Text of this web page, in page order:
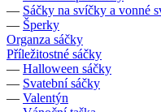
— Sáčky na svíčky a vonné
— Šperky
Organza sáčky
Příležitostné sáčky
— Halloween sáčky
— Svatební sáčky
— Valentýn